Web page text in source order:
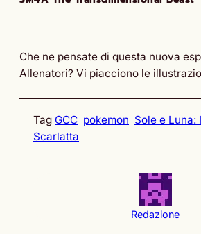
Che ne pensate di questa nuova
Allenatori? Vi piacciono le
Tag GCC pokemon Sole e Luna:
Scarlatta
Redazione